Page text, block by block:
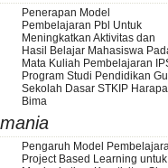
Penerapan Model
Pembelajaran Pbl Untuk
Meningkatkan Aktivitas dan
Hasil Belajar Mahasiswa
Mata Kuliah Pembelajaran
Program Studi Pendidikan
Sekolah Dasar STKIP
Bima
Pengaruh Model
Project Based Learning untuk